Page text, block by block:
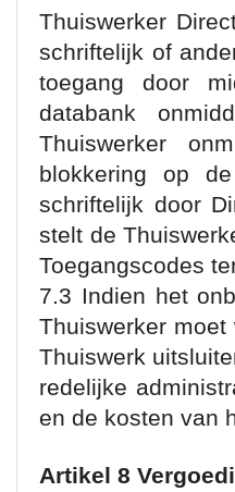
Thuiswerker
schriftelijk of
toegang door
databank
Thuiswerker
blokkering op
schriftelijk door
stelt de
Toegangscodes
7.3 Indien het
Thuiswerker
Thuiswerk
redelijke
en de kosten van
Artikel 8